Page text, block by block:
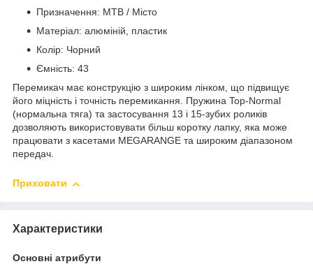
Призначення: MTB / Місто
Матеріал: алюміній, пластик
Колір: Чорний
Ємність: 43
Перемикач має конструкцію з широким лінком, що підвищує
його міцність і точність перемикання. Пружина Top-Normal
(нормальна тяга) та застосування 13 і 15-зубих роликів
дозволяють використовувати більш коротку лапку, яка може
працювати з касетами MEGARANGE та широким діапазоном
передач.
Приховати
Характеристики
Основні атрибути